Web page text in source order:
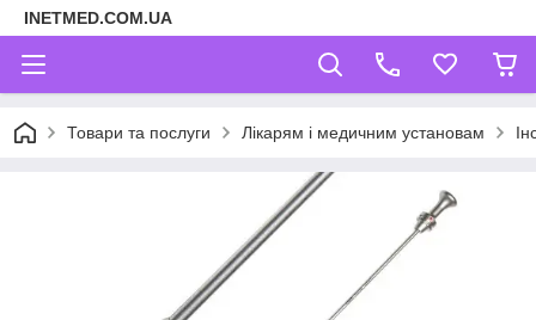
INETMED.COM.UA
Товари та послуги Лікарям і медичним установам